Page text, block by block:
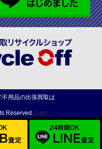
不用品の出張買取は
Reserved. login